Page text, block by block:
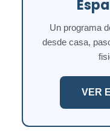
Un programa
desde casa,
VER